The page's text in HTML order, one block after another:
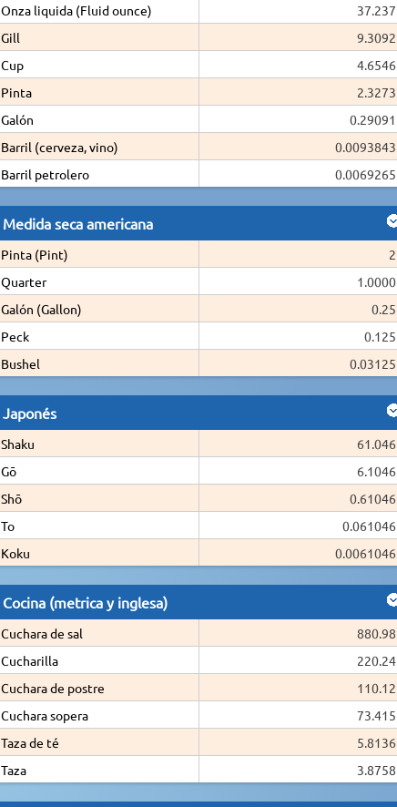
Onza liquida (Fluid ounce)
37.237
Gill
9.3092
Cup
4.6546
Pinta
2.3273
Galón
0.29091
Barril (cerveza, vino)
0.0093843
Barril petrolero
0.0069265
Medida seca americana
Pinta (Pint)
2
Quarter
1.0000
Galón (Gallon)
0.25
Peck
0.125
Bushel
0.03125
Japonés
Shaku
61.046
Gō
6.1046
Shō
0.61046
To
0.061046
Koku
0.0061046
Cocina (metrica y inglesa)
Cuchara de sal
880.98
Cucharilla
220.24
Cuchara de postre
110.12
Cuchara sopera
73.415
Taza de té
5.8136
Taza
3.8758